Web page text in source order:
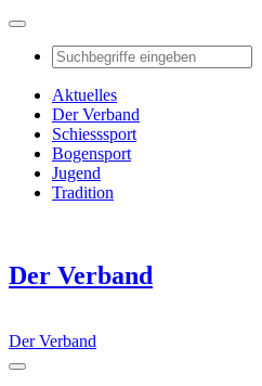
Aktuelles
Der Verband
Schiesssport
Bogensport
Jugend
Tradition
Der Verband
Der Verband